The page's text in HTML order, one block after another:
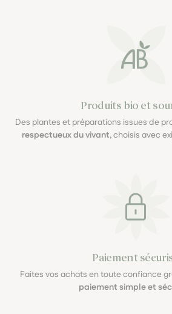
Produits bio et
Des plantes et préparations issues de
respectueux du vivant, choisis avec
Paiement
Faites vos achats en toute confiance
paiement simple et